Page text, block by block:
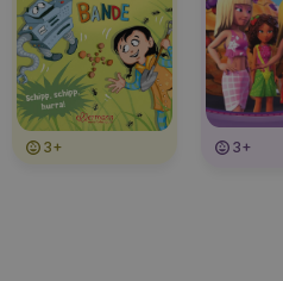
3+ 3+